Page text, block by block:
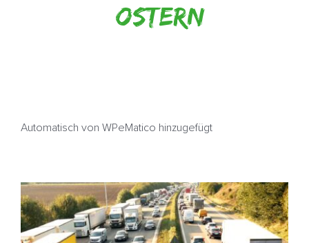
OSTERN
Automatisch von WPeMatico hinzugefügt